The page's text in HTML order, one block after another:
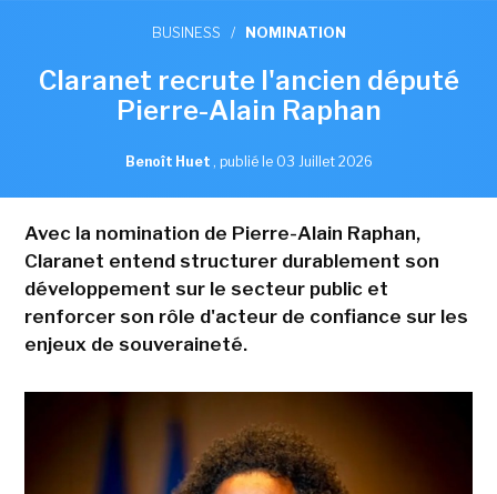
BUSINESS / NOMINATION
Claranet recrute l'ancien député
Pierre-Alain Raphan
Benoît Huet , publié le 03 Juillet 2026
Avec la nomination de Pierre-Alain Raphan,
Claranet entend structurer durablement son
développement sur le secteur public et
renforcer son rôle d'acteur de confiance sur les
enjeux de souveraineté.